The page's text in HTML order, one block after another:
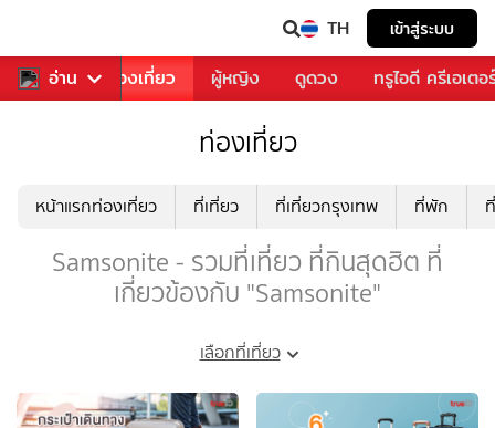
TH เข้าสู่ระบบ
อ่าน
อาหาร ท่องเที่ยว ผู้หญิง ดูดวง ทรูไอดี ครีเอเตอ
ท่องเที่ยว
หน้าแรกท่องเที่ยว ที่เที่ยว ที่เที่ยวกรุงเทพ ที่พัก
Samsonite - รวมที่เที่ยว ที่กินสุดฮิต ที่
เกี่ยวข้องกับ "Samsonite"
เลือกที่เที่ยว